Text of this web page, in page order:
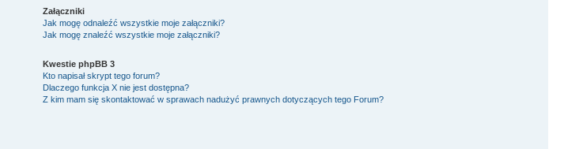
Załączniki
Jak mogę odnaleźć wszystkie moje załączniki?
Jak mogę znaleźć wszystkie moje załączniki?
Kwestie phpBB 3
Kto napisał skrypt tego forum?
Dlaczego funkcja X nie jest dostępna?
Z kim mam się skontaktować w sprawach nadużyć prawnych dotyczących tego Forum?